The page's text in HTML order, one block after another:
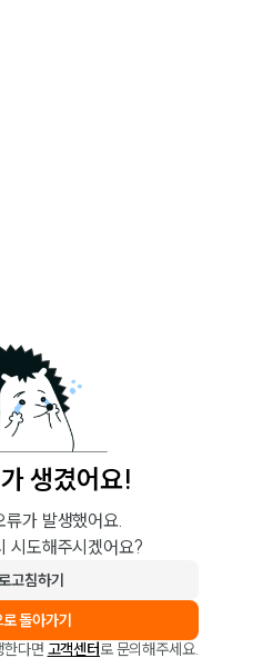
생겼어요!
류가 발생했어요.
시도해주시겠어요?
고침하기
돌아가기
한다면 고객센터로 문의해주세요.